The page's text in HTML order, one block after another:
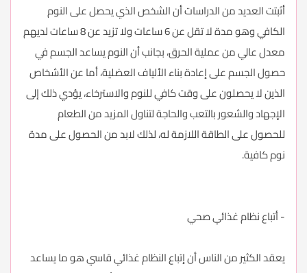
أثبتت العديد من الدراسات أن الشخص الذي يحصل على النوم
الكافي وهو مدة لا تقل عن 6 ساعات ولا تزيد عن 8 ساعات لديهم
معدل عالي من عملية الحرق، بجانب أن النوم يساعد الجسم في
حصول الجسم على إعادة بناء الألياف العضلية، أما عن الأشخاص
الذين لا يحصلون على وقت كافي للنوم والاسترخاء، يؤدي ذلك إلى
الإجهاد والشعور بالتعب والحاجة لتناول المزيد من الطعام
للحصول على الطاقة اللازمة له، لذلك لابد من الحصول على مدة
نوم كافية.
- أتباع نظام غذائي صحي
يعقد الكثير من الناس أن إتباع النظام غذائي قاسي هو ما يساعد